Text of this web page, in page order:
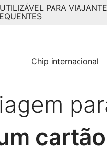
PARA
Chip internacional